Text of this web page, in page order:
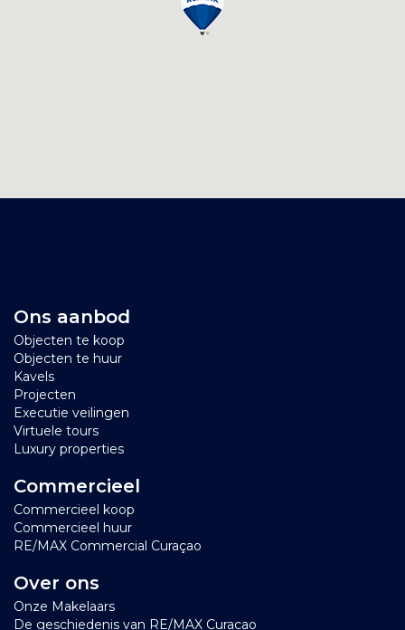
Ons aanbod
Objecten te koop
Objecten te huur
Kavels
Projecten
Executie veilingen
Virtuele tours
Luxury properties
Commercieel
Commercieel koop
Commercieel huur
RE/MAX Commercial Curaçao
Over ons
Onze Makelaars
De geschiedenis van RE/MAX Curacao